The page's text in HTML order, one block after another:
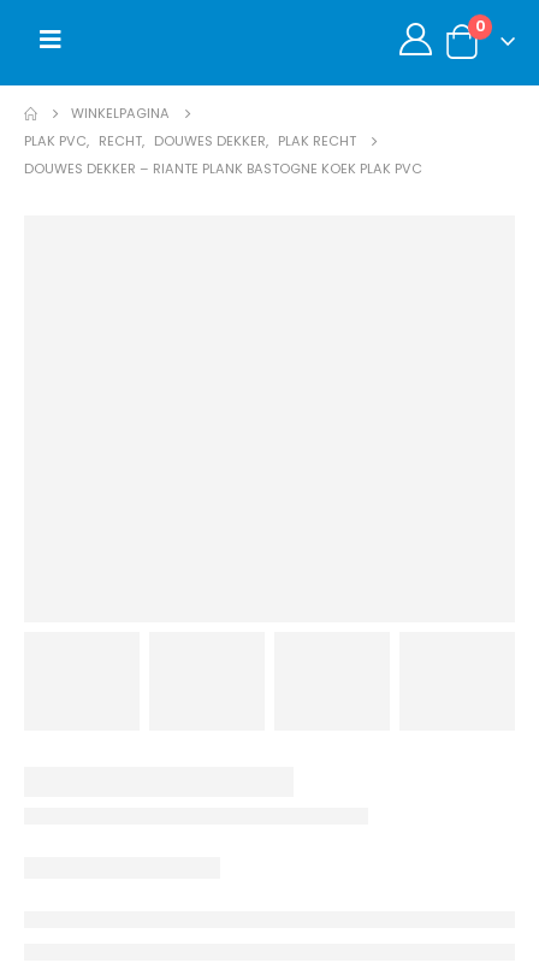
0
WINKELPAGINA
PLAK PVC, RECHT, DOUWES DEKKER, PLAK RECHT
DOUWES DEKKER – RIANTE PLANK BASTOGNE KOEK PLAK PVC